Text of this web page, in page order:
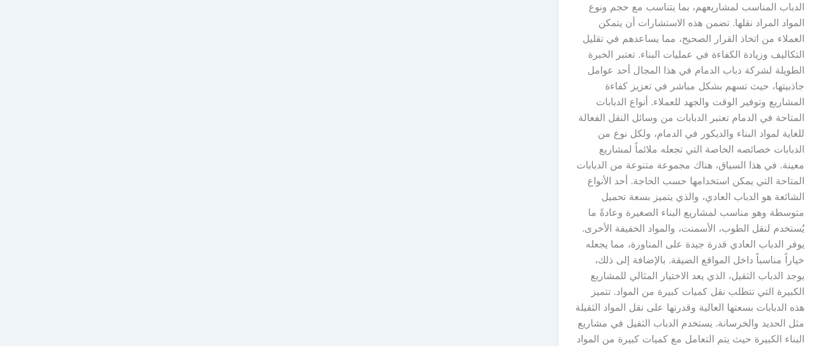
الدباب المناسب لمشاريعهم، بما يتناسب مع حجم ونوع
المواد المراد نقلها. تضمن هذه الاستشارات أن يتمكن
العملاء من اتخاذ القرار الصحيح، مما يساعدهم في تقليل
التكاليف وزيادة الكفاءة في عمليات البناء. تعتبر الخبرة
الطويلة لشركة دباب الدمام في هذا المجال أحد عوامل
جاذبيتها، حيث تسهم بشكل مباشر في تعزيز كفاءة
المشاريع وتوفير الوقت والجهد للعملاء. أنواع الدبابات
المتاحة في الدمام تعتبر الدبابات من وسائل النقل الفعالة
للغاية لمواد البناء والديكور في الدمام، ولكل نوع من
الدبابات خصائصه الخاصة التي تجعله ملائماً لمشاريع
معينة. في هذا السياق، هناك مجموعة متنوعة من الدبابات
المتاحة التي يمكن استخدامها حسب الحاجة. أحد الأنواع
الشائعة هو الدباب العادي، والذي يتميز بسعة تحميل
متوسطة وهو مناسب لمشاريع البناء الصغيرة وعادةً ما
يُستخدم لنقل الطوب، الأسمنت، والمواد الخفيفة الأخرى.
يوفر الدباب العادي قدرة جيدة على المناورة، مما يجعله
خياراً مناسباً داخل المواقع الضيقة. بالإضافة إلى ذلك،
يوجد الدباب الثقيل، الذي يعد الاختيار المثالي للمشاريع
الكبيرة التي تتطلب نقل كميات كبيرة من المواد. تتميز
هذه الدبابات بسعتها العالية وقدرتها على نقل المواد الثقيلة
مثل الحديد والخرسانة. يستخدم الدباب الثقيل في مشاريع
البناء الكبيرة حيث يتم التعامل مع كميات كبيرة من المواد